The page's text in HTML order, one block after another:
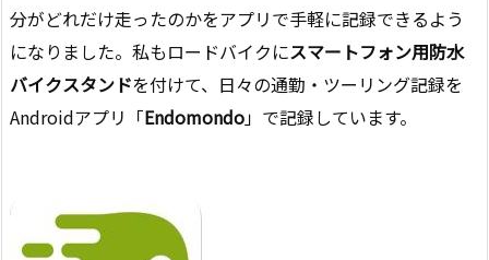
分がどれだけ走ったのかをアプリで手軽に記録できるよう
になりました。私もロードバイクにスマートフォン用防水
バイクスタンドを付けて、日々の通勤・ツーリング記録を
Androidアプリ「Endomondo」で記録しています。